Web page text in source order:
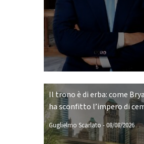
Il trono è di erba: come
ha sconfitto l’impero di
Guglielmo Scarlato -08/08/2026